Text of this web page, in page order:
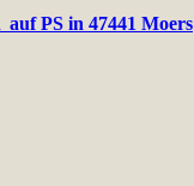
PS in 47441 Moers